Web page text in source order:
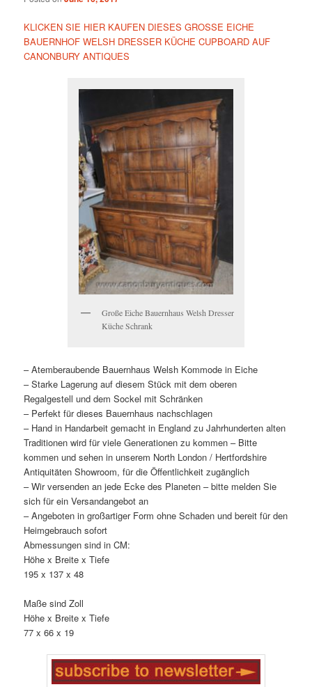
KLICKEN SIE HIER KAUFEN DIESES GROSSE EICHE
BAUERNHOF WELSH DRESSER KÜCHE CUPBOARD AUF
CANONBURY ANTIQUES
Große Eiche Bauernhaus Welsh Dresser
Küche Schrank
– Atemberaubende Bauernhaus Welsh Kommode in Eiche
– Starke Lagerung auf diesem Stück mit dem oberen
Regalgestell und dem Sockel mit Schränken
– Perfekt für dieses Bauernhaus nachschlagen
– Hand in Handarbeit gemacht in England zu Jahrhunderten alten
Traditionen wird für viele Generationen zu kommen – Bitte
kommen und sehen in unserem North London / Hertfordshire
Antiquitäten Showroom, für die Öffentlichkeit zugänglich
– Wir versenden an jede Ecke des Planeten – bitte melden Sie
sich für ein Versandangebot an
– Angeboten in großartiger Form ohne Schaden und bereit für den
Heimgebrauch sofort
Abmessungen sind in CM:
Höhe x Breite x Tiefe
195 x 137 x 48
Maße sind Zoll
Höhe x Breite x Tiefe
77 x 66 x 19